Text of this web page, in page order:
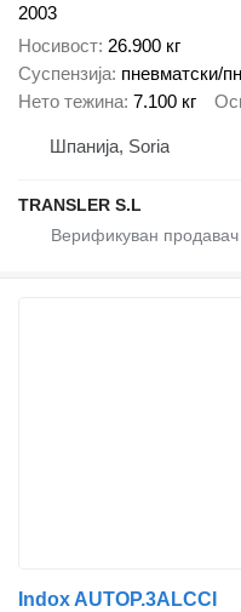
2003
Носивост 26.900 кг
Суспензија пневматски/
Нето тежина 7.100 кг
Шпанија, Soria
TRANSLER S.L
Indox AUTOP.3ALCCI